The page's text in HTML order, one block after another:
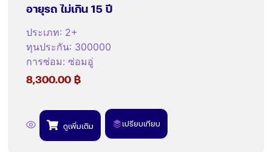
อายุรถ ไม่เกิน 15 ปี
ประเภท: 2+
ทุนประกัน: 300000
การซ่อม:ซ่อมอู่
8,300.00฿
ดูเพิ่มเติม เปรียบเทียบ